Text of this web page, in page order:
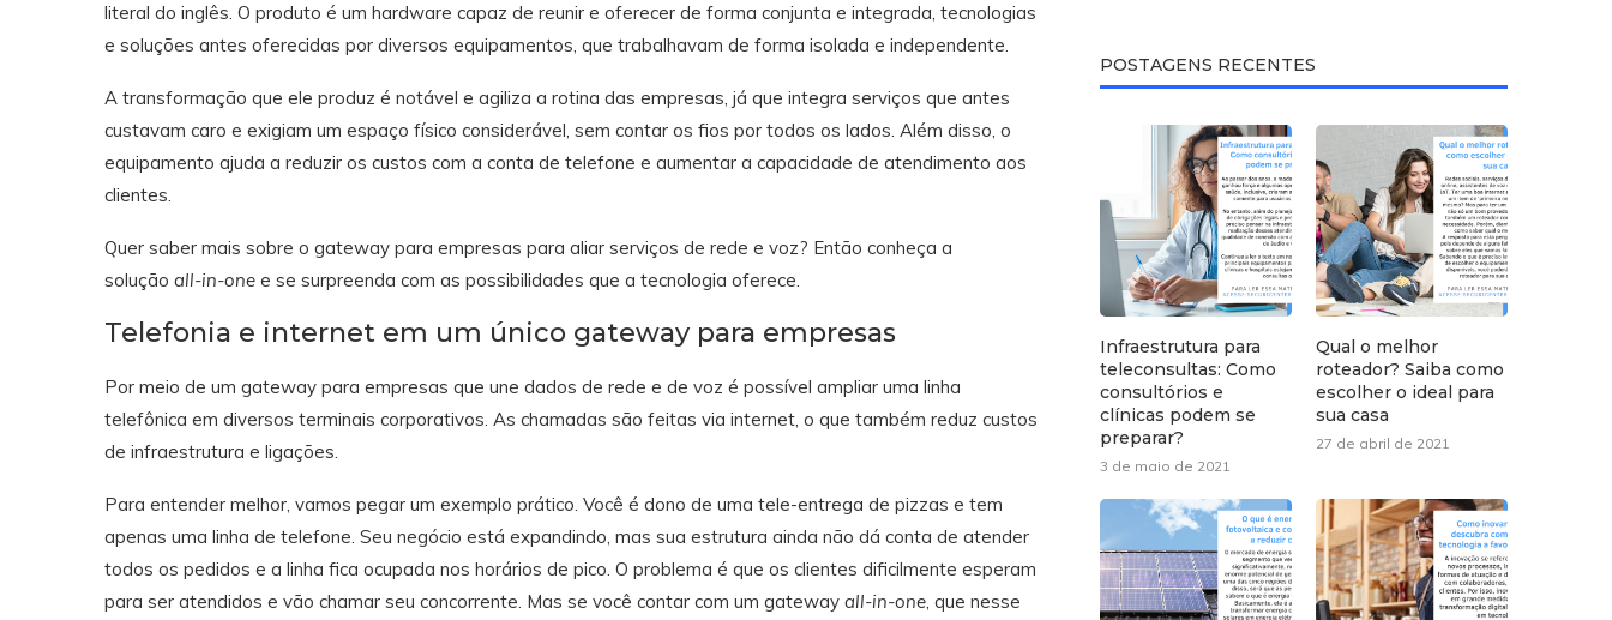
literal do inglês. O produto é um hardware capaz de reunir e oferecer de forma conjunta e integrada, tecnologias
e soluções antes oferecidas por diversos equipamentos, que trabalhavam de forma isolada e independente.
A transformação que ele produz é notável e agiliza a rotina das empresas, já que integra serviços que antes
custavam caro e exigiam um espaço físico considerável, sem contar os fios por todos os lados. Além disso, o
equipamento ajuda a reduzir os custos com a conta de telefone e aumentar a capacidade de atendimento aos
clientes.
Quer saber mais sobre o gateway para empresas para aliar serviços de rede e voz? Então conheça a
solução all-in-one e se surpreenda com as possibilidades que a tecnologia oferece.
Telefonia e internet em um único gateway para empresas
Por meio de um gateway para empresas que une dados de rede e de voz é possível ampliar uma linha
telefônica em diversos terminais corporativos. As chamadas são feitas via internet, o que também reduz custos
de infraestrutura e ligações.
Para entender melhor, vamos pegar um exemplo prático. Você é dono de uma tele-entrega de pizzas e tem
apenas uma linha de telefone. Seu negócio está expandindo, mas sua estrutura ainda não dá conta de atender
todos os pedidos e a linha fica ocupada nos horários de pico. O problema é que os clientes dificilmente esperam
para ser atendidos e vão chamar seu concorrente. Mas se você contar com um gateway all-in-one, que nesse
POSTAGENS RECENTES
Infraestrutura para
teleconsultas: Como
consultórios e
clínicas podem se
preparar?
3 de maio de 2021
Qual o melhor
roteador? Saiba como
escolher o ideal para
sua casa
27 de abril de 2021